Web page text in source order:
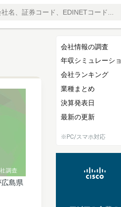
島県
会社情報の調査
年収シミュレーシ
会社ランキング
業種まとめ
決算発表日
最新の更新
※PC/スマホ対応